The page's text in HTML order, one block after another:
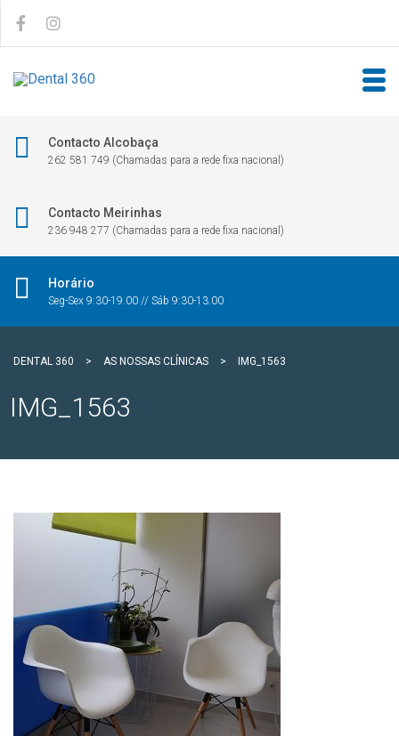
Contacto Alcobaça
262 581 749 (Chamadas para a rede fixa nacional)
Contacto Meirinhas
236 948 277 (Chamadas para a rede fixa nacional)
Horário
Seg-Sex 9:30-19.00 // Sáb 9:30-13.00
DENTAL 360 > AS NOSSAS CLÍNICAS > IMG_1563
IMG_1563